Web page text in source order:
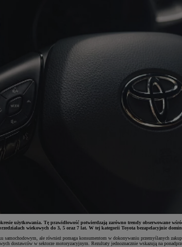
użytkowania. Tę prawidłowość potwierdzają zarówno trendy obserwowane
wiekowych do 3, 5 oraz 7 lat. W tej kategorii Toyota bezapelacyjnie
ale również pomaga konsumentom w dokonywaniu przemyślanych
dostawców w sektorze motoryzacyjnym. Rezultaty jednoznacznie wskazują na